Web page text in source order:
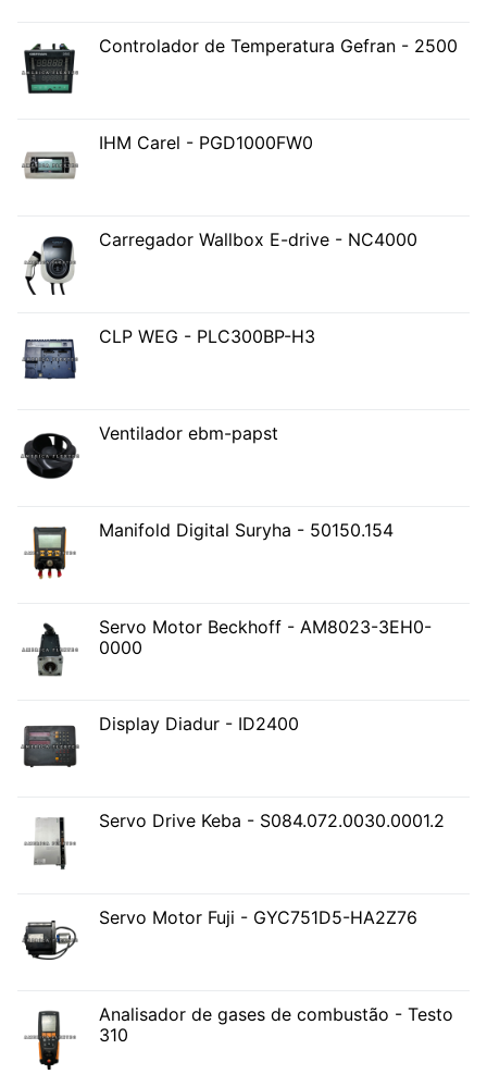
Controlador de Temperatura Gefran - 2500
IHM Carel - PGD1000FW0
Carregador Wallbox E-drive - NC4000
CLP WEG - PLC300BP-H3
Ventilador ebm-papst
Manifold Digital Suryha - 50150.154
Servo Motor Beckhoff - AM8023-3EH0-
0000
Display Diadur - ID2400
Servo Drive Keba - S084.072.0030.0001.2
Servo Motor Fuji - GYC751D5-HA2Z76
Analisador de gases de combustão - Testo
310